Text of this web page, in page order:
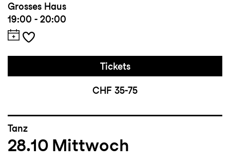
Grosses Haus
19:00 - 20:00
Tickets
CHF 35-75
Tanz
28.10 Mittwoch